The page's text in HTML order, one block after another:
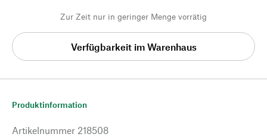
Zur Zeit nur in geringer Menge vorrätig
Verfügbarkeit im Warenhaus
Produktinformation
Artikelnummer 218508